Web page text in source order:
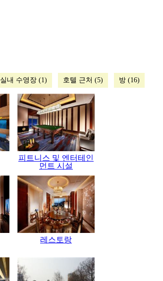
실내 수영장 (1) 호텔 근처 (5) 방 (16)
피트니스 및 엔터테인
먼트 시설
레스토랑